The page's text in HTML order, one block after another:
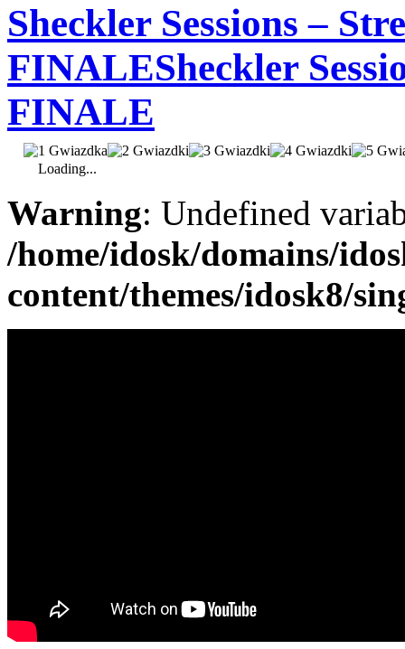
Sheckler Sessions –
FINALESheckler
FINALE
Loading...
Warning: Undefined
/home/idosk/domains/
content/themes/idosk8/